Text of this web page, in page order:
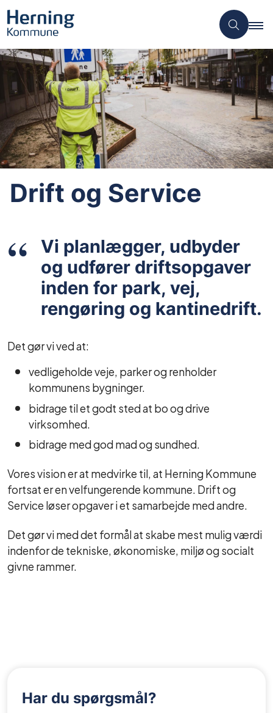
Drift og Service
Vi planlægger, udbyder
og udfører driftsopgaver
inden for park, vej,
rengøring og kantinedrift.
Det gør vi ved at:
vedligeholde veje, parker og renholder
kommunens bygninger.
bidrage til et godt sted at bo og drive
virksomhed.
bidrage med god mad og sundhed.
Vores vision er at medvirke til, at Herning Kommune
fortsat er en velfungerende kommune. Drift og
Service løser opgaver i et samarbejde med andre.
Det gør vi med det formål at skabe mest mulig værdi
indenfor de tekniske, økonomiske, miljø og socialt
givne rammer.
Har du spørgsmål?